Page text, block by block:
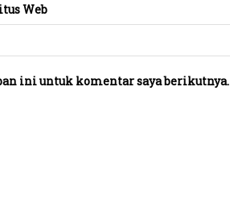
Web
ini untuk komentar saya berikutnya.